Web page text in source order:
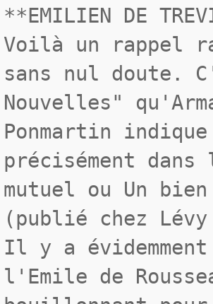
**EMILIEN DE
Voilà un rappel
sans nul doute.
Nouvelles"
Ponmartin
précisément
mutuel ou Un
(publié chez
Il y a
l'Emile de